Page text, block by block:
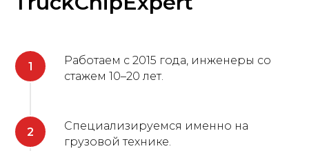
Работаем с 2015 года, инженеры со
стажем 10–20 лет.
Специализируемся именно на
грузовой технике.